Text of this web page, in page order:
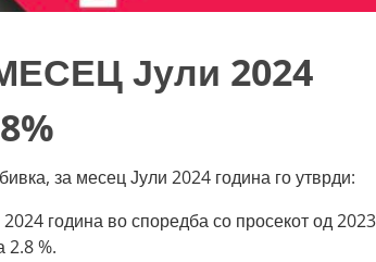
Јули 2024
за месец Јули 2024 година го утврди:
година во споредба со просекот од 2023
2.8 %.